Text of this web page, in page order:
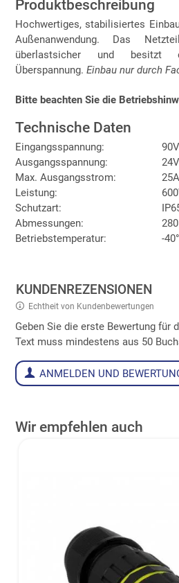
Produktbeschreibung
Hochwertiges, stabilisiertes
Außenanwendung. Das
überlastsicher und besitzt
Überspannung. Einbau nur durch
Bitte beachten Sie die
Technische Daten
Eingangsspannung:
Ausgangsspannung:
24V
Max. Ausgangsstrom:
25A
Leistung:
Schutzart:
Abmessungen:
Betriebstemperatur:
-
KUNDENREZENSIONEN
Echtheit von Kundenbewertungen
Geben Sie die erste Bewertung für
Text muss mindestens aus 50
ANMELDEN UND
Wir empfehlen auch